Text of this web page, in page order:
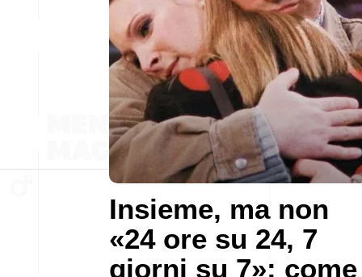
Insieme, ma non
«24 ore su 24, 7
giorni su 7»: come